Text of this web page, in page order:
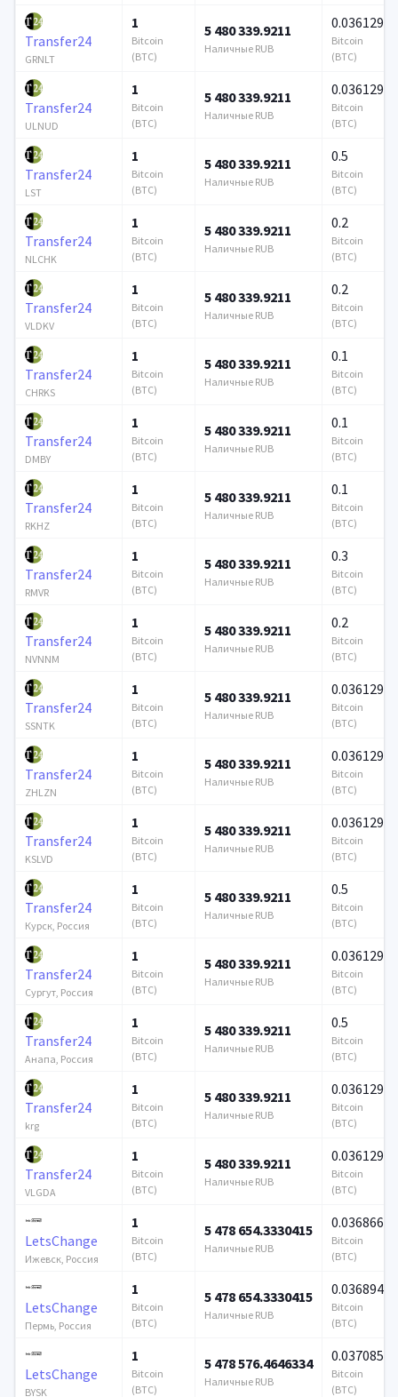
Transfer24
GRNLT
1
Bitcoin
(BTC)
5 480 339.9211
Наличные RUB
0.036129
Bitcoin
(BTC)
Transfer24
ULNUD
1
Bitcoin
(BTC)
5 480 339.9211
Наличные RUB
0.036129
Bitcoin
(BTC)
Transfer24
LST
1
Bitcoin
(BTC)
5 480 339.9211
Наличные RUB
0.5
Bitcoin
(BTC)
Transfer24
NLCHK
1
Bitcoin
(BTC)
5 480 339.9211
Наличные RUB
0.2
Bitcoin
(BTC)
Transfer24
VLDKV
1
Bitcoin
(BTC)
5 480 339.9211
Наличные RUB
0.2
Bitcoin
(BTC)
Transfer24
CHRKS
1
Bitcoin
(BTC)
5 480 339.9211
Наличные RUB
0.1
Bitcoin
(BTC)
Transfer24
DMBY
1
Bitcoin
(BTC)
5 480 339.9211
Наличные RUB
0.1
Bitcoin
(BTC)
Transfer24
RKHZ
1
Bitcoin
(BTC)
5 480 339.9211
Наличные RUB
0.1
Bitcoin
(BTC)
Transfer24
RMVR
1
Bitcoin
(BTC)
5 480 339.9211
Наличные RUB
0.3
Bitcoin
(BTC)
Transfer24
NVNNM
1
Bitcoin
(BTC)
5 480 339.9211
Наличные RUB
0.2
Bitcoin
(BTC)
Transfer24
SSNTK
1
Bitcoin
(BTC)
5 480 339.9211
Наличные RUB
0.036129
Bitcoin
(BTC)
Transfer24
ZHLZN
1
Bitcoin
(BTC)
5 480 339.9211
Наличные RUB
0.036129
Bitcoin
(BTC)
Transfer24
KSLVD
1
Bitcoin
(BTC)
5 480 339.9211
Наличные RUB
0.036129
Bitcoin
(BTC)
Transfer24
Курск, Россия
1
Bitcoin
(BTC)
5 480 339.9211
Наличные RUB
0.5
Bitcoin
(BTC)
Transfer24
Сургут, Россия
1
Bitcoin
(BTC)
5 480 339.9211
Наличные RUB
0.036129
Bitcoin
(BTC)
Transfer24
Анапа, Россия
1
Bitcoin
(BTC)
5 480 339.9211
Наличные RUB
0.5
Bitcoin
(BTC)
Transfer24
krg
1
Bitcoin
(BTC)
5 480 339.9211
Наличные RUB
0.036129
Bitcoin
(BTC)
Transfer24
VLGDA
1
Bitcoin
(BTC)
5 480 339.9211
Наличные RUB
0.036129
Bitcoin
(BTC)
LetsChange
Ижевск, Россия
1
Bitcoin
(BTC)
5 478 654.3330415
Наличные RUB
0.036866
Bitcoin
(BTC)
LetsChange
Пермь, Россия
1
Bitcoin
(BTC)
5 478 654.3330415
Наличные RUB
0.036894
Bitcoin
(BTC)
LetsChange
BYSK
1
Bitcoin
(BTC)
5 478 576.4646334
Наличные RUB
0.037085
Bitcoin
(BTC)